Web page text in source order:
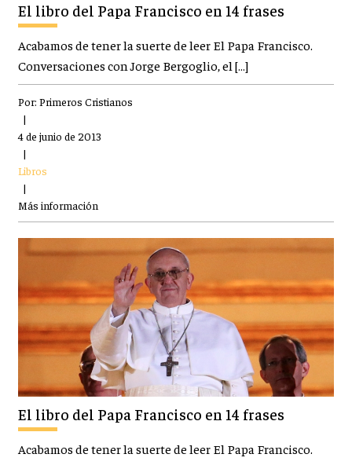
El libro del Papa Francisco en 14 frases
Acabamos de tener la suerte de leer El Papa Francisco.
Conversaciones con Jorge Bergoglio, el […]
Por: Primeros Cristianos
|
4 de junio de 2013
|
Libros
|
Más información
El libro del Papa Francisco en 14 frases
Acabamos de tener la suerte de leer El Papa Francisco.